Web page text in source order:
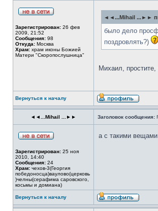
Зарегистрирован: 26 фев
2009, 21:52
Сообщения: 98
Откуда: Москва
Храм: храм иконы Божией
Матери "Скоропослушница"
◄◄...Mihail ...►►
было дело
поздровлять?)
Михаил, простите,
Вернуться к началу
◄◄...Mihail ...►► Заголовок сообщения:
Зарегистрирован: 25 ноя
2010, 14:40
Сообщения: 24
Храм: чехов-3(Георгия
победоносца)ваулово(церковь
)челны(серафима саровского,
косьмы и домиана)
а с такими
Вернуться к началу